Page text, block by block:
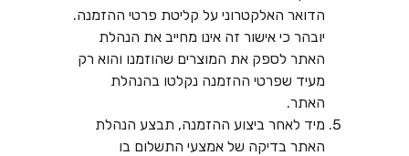
הדואר האלקטרוני על קליטת פרטי ההזמנה.
יובהר כי אישור זה אינו מחייב את הנהלת
האתר לספק את המוצרים שהוזמנו והוא רק
מעיד שפרטי ההזמנה נקלטו בהנהלת
האתר.
מיד לאחר ביצוע ההזמנה, תבצע הנהלת
האתר בדיקה של אמצעי התשלום בו